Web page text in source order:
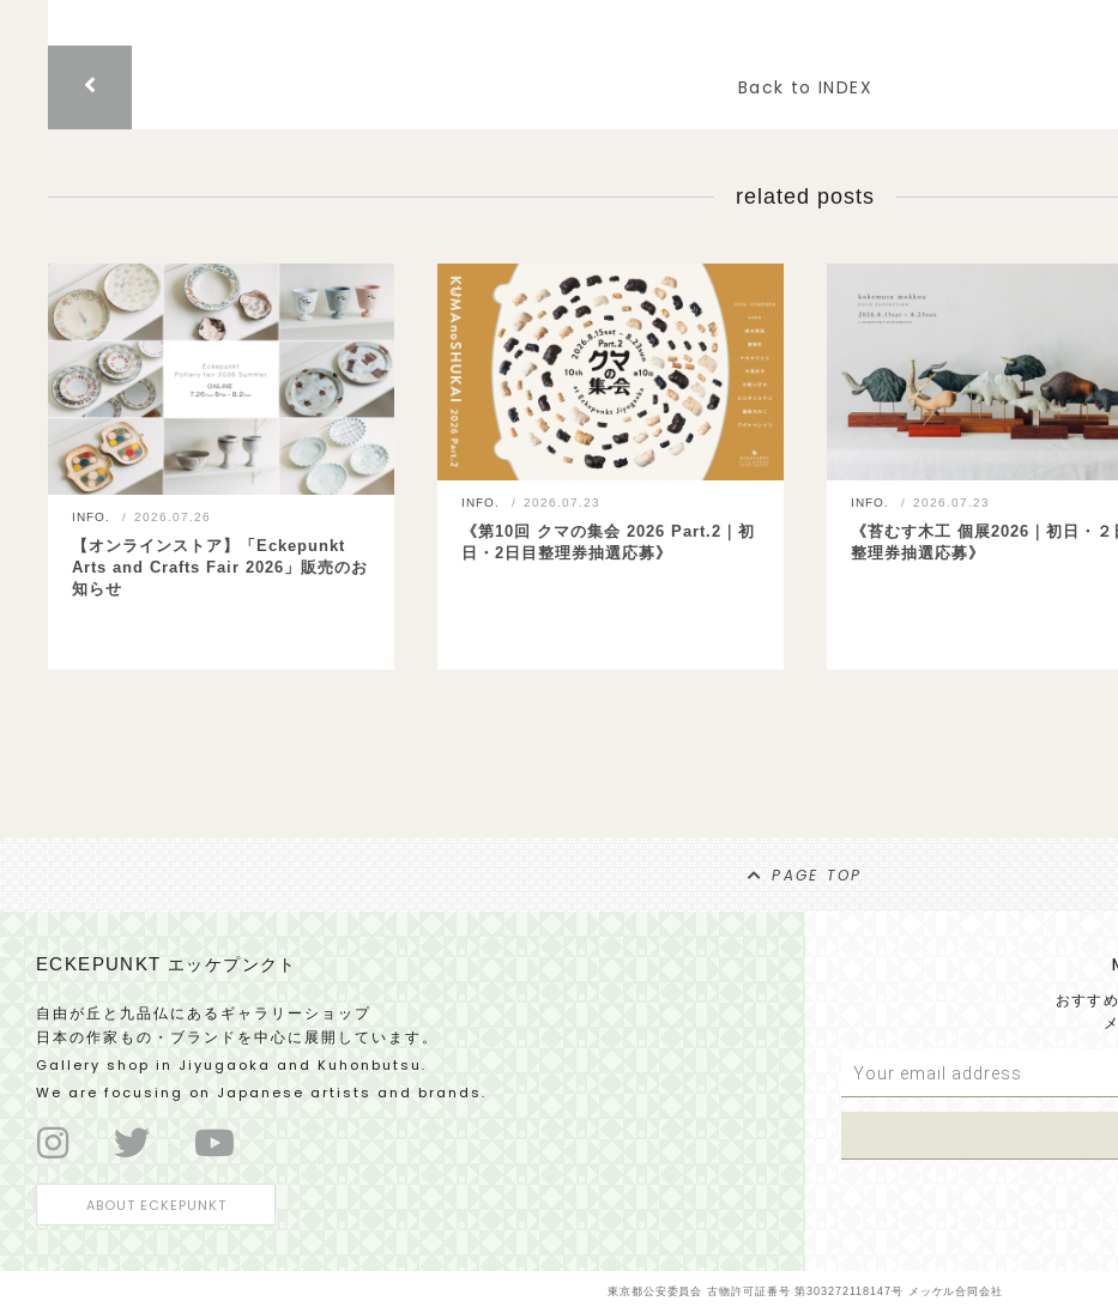
Back to INDEX
related posts
INFO. 2026.07.26
【オンラインストア】「Eckepunkt
Arts and Crafts Fair 2026」販売のお
知らせ
INFO. 2026.07.23
《第10回 クマの集会 2026 Part.2｜初
日・2日目整理券抽選応募》
INFO. 2026.07.23
《苔むす木工 個展2026｜初日・２
整理券抽選応募》
PAGE TOP
ECKEPUNKTエッケプンクト
自由が丘と九品仏にあるギャラリーショップ
日本の作家もの・ブランドを中心に展開しています。
Gallery shop in Jiyugaoka and Kuhonbutsu.
We are focusing on Japanese artists and brands.
ABOUT ECKEPUNKT
おすす
東京都公安委員会 古物許可証番号 第303272118147号 メッケル合同会社